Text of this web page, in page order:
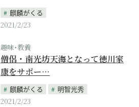
麒麟がくる
2021/2/23
趣味･教養
僧侶・南光坊天海となって徳川家
康をサポー…
麒麟がくる
明智光秀
2021/2/23